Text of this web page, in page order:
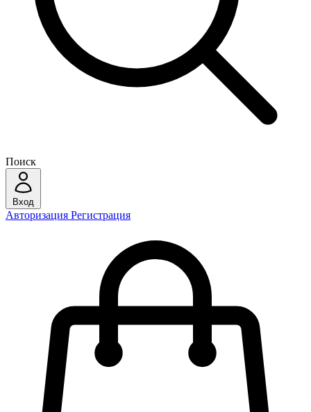
Поиск
Вход
Авторизация Регистрация